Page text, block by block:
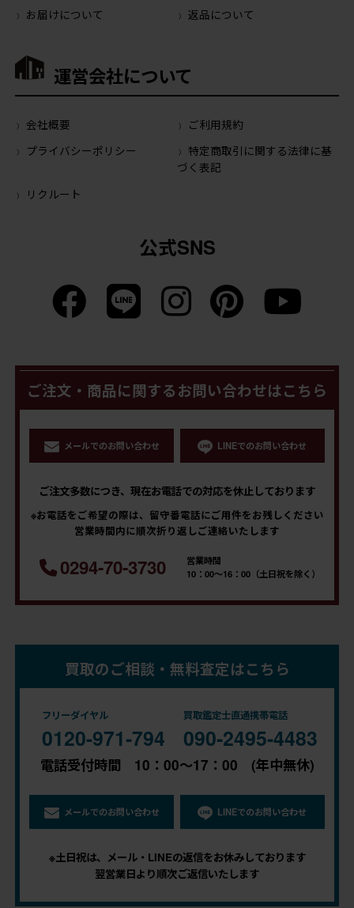
お届けについて
返品について
運営会社について
会社概要
ご利用規約
プライバシーポリシー
特定商取引に関する法律に基
づく表記
リクルート
公式SNS
ご注文・商品に関するお問い合わせはこちら
メールでのお問い合わせ LINEでのお問い合わせ
ご注文多数につき、現在お電話での対応を休止しております
※お電話をご希望の際は、留守番電話にご用件をお残しください
営業時間内に順次折り返しご連絡いたします
0294-70-3730
営業時間
10：00～16：00（土日祝を除く）
買取のご相談・無料査定はこちら
フリーダイヤル
0120-971-794
買取鑑定士直通携帯電話
090-2495-4483
電話受付時間 10：00～17：00 (年中無休)
メールでのお問い合わせ LINEでのお問い合わせ
※土日祝は、メール・LINEの返信をお休みしております
翌営業日より順次ご返信いたします